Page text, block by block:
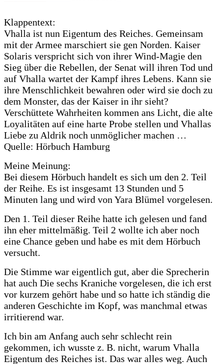
Klappentext:
Vhalla ist nun Eigentum des Reiches. Gemeinsam
mit der Armee marschiert sie gen Norden. Kaiser
Solaris verspricht sich von ihrer Wind-Magie den
Sieg über die Rebellen, der Senat will ihren Tod und
auf Vhalla wartet der Kampf ihres Lebens. Kann sie
ihre Menschlichkeit bewahren oder wird sie doch zu
dem Monster, das der Kaiser in ihr sieht?
Verschüttete Wahrheiten kommen ans Licht, die alte
Loyalitäten auf eine harte Probe stellen und Vhallas
Liebe zu Aldrik noch unmöglicher machen …
Quelle: Hörbuch Hamburg
Meine Meinung:
Bei diesem Hörbuch handelt es sich um den 2. Teil
der Reihe. Es ist insgesamt 13 Stunden und 5
Minuten lang und wird von Yara Blümel vorgelesen.
Den 1. Teil dieser Reihe hatte ich gelesen und fand
ihn eher mittelmäßig. Teil 2 wollte ich aber noch
eine Chance geben und habe es mit dem Hörbuch
versucht.
Die Stimme war eigentlich gut, aber die Sprecherin
hat auch Die sechs Kraniche vorgelesen, die ich erst
vor kurzem gehört habe und so hatte ich ständig die
anderen Geschichte im Kopf, was manchmal etwas
irritierend war.
Ich bin am Anfang auch sehr schlecht rein
gekommen, ich wusste z. B. nicht, warum Vhalla
Eigentum des Reiches ist. Das war alles weg. Auch